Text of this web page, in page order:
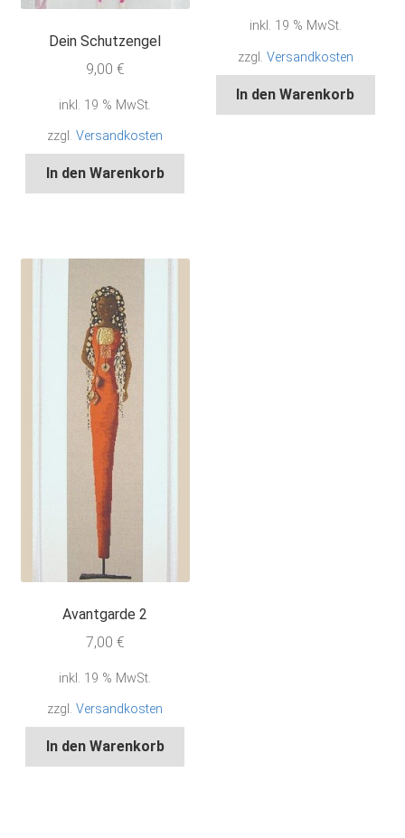
Dein Schutzengel
9,00 €
inkl. 19 % MwSt.
zzgl.Versandkosten
In den Warenkorb
inkl. 19 % MwSt.
zzgl. Versandkosten
In den Warenkorb
Avantgarde 2
7,00 €
inkl. 19 % MwSt.
zzgl.Versandkosten
In den Warenkorb